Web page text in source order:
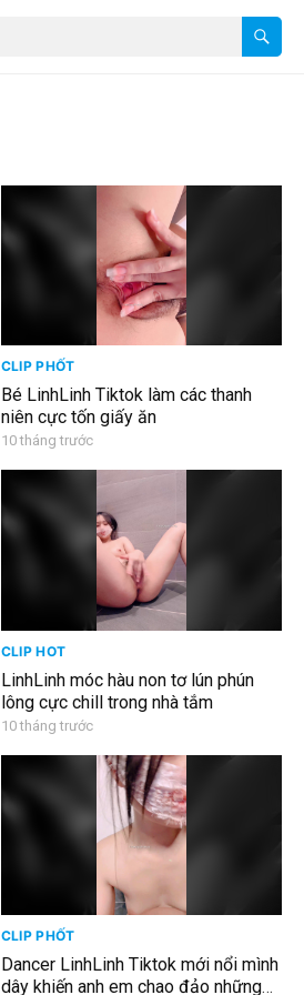
CLIP PHỐT
Bé LinhLinh Tiktok làm các thanh
niên cực tốn giấy ăn
10 tháng trước
CLIP HOT
LinhLinh móc hàu non tơ lún phún
lông cực chill trong nhà tắm
10 tháng trước
CLIP PHỐT
Dancer LinhLinh Tiktok mới nổi mình
dây khiến anh em chao đảo những